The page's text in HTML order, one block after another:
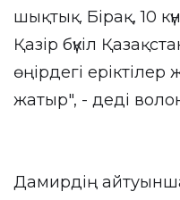
шықтық. Бірақ, 10
Қазір бүкіл
өңірдегі еріктілер
жатыр", - деді
Дамирдің